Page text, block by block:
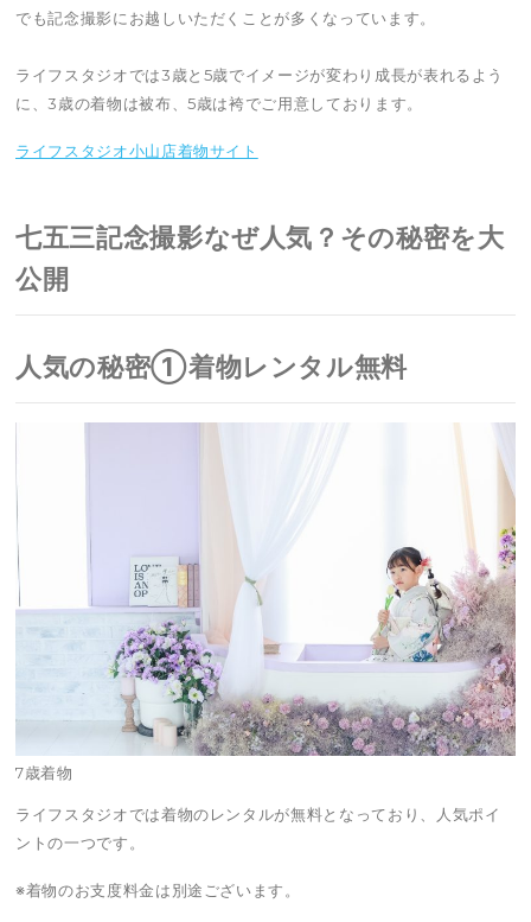
でも記念撮影にお越しいただくことが多くなっています。
ライフスタジオでは3歳と5歳でイメージが変わり成長が表れるよう
に、3歳の着物は被布、5歳は袴でご用意しております。
ライフスタジオ小山店着物サイト
七五三記念撮影なぜ人気？その秘密を大
公開
人気の秘密①着物レンタル無料
7歳着物
ライフスタジオでは着物のレンタルが無料となっており、人気ポイ
ントの一つです。
※着物のお支度料金は別途ございます。